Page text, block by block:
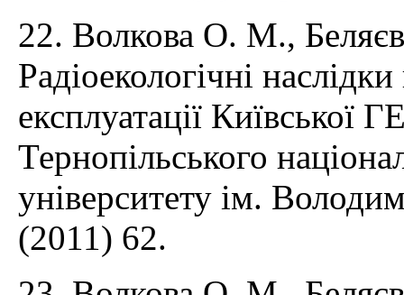
22. Волкова О. М.,
Радіоекологічні
експлуатації Київської
Тернопільського
університету ім.
(2011) 62.